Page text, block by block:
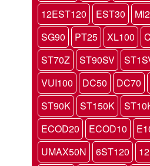
12EST120
EST30
SG90
PT25 XL100
ST70Z
ST90SV
VUI100
DC50 DC70
ST90K
ST150K
ECOD20
ECOD10
UMAX50N
6ST120